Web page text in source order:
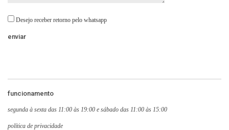
Desejo receber retorno pelo whatsapp
funcionamento
segunda à sexta das 11:00 às 19:00 e sábado das 11:00 às 15:00
política de privacidade